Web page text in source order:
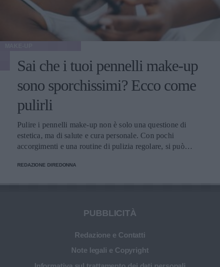
Sai che i tuoi pennelli make-up
sono sporchissimi? Ecco come
pulirli
Pulire i pennelli make-up non è solo una questione di
estetica, ma di salute e cura personale. Con pochi
accorgimenti e una routine di pulizia regolare, si può
più sana e prolungare la vita dei preziosi strumenti di
REDAZIONE DIREDONNA
PUBBLICITÀ
Redazione e Contatti
Note legali e Copyright